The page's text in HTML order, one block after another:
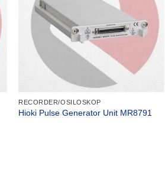
RECORDER/OSILOSKOP
Hioki Pulse Generator Unit MR8791